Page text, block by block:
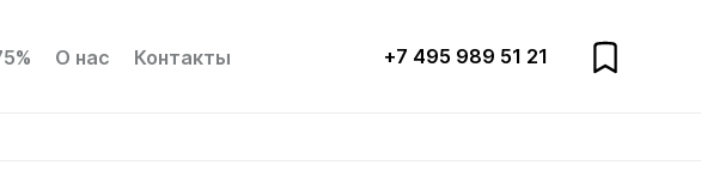
О нас Контакты +7 495 989 51 21